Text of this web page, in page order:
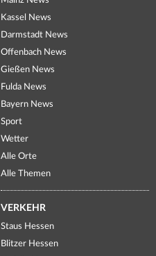
Kassel News
Darmstadt News
Offenbach News
Gießen News
Fulda News
Bayern News
Sport
Wetter
Alle Orte
Alle Themen
VERKEHR
Staus Hessen
Blitzer Hessen